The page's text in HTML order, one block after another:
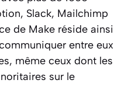
Slack, Mailchimp
de Make réside ainsi
entre eux
même ceux dont les
sur le